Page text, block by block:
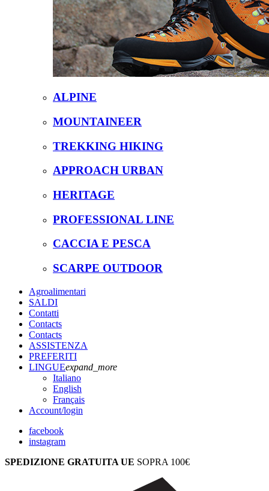
ALPINE
MOUNTAINEER
TREKKING HIKING
APPROACH URBAN
HERITAGE
PROFESSIONAL LINE
CACCIA E PESCA
SCARPE OUTDOOR
Agroalimentari
SALDI
Contatti
Contacts
Contacts
ASSISTENZA
PREFERITI
LINGUEexpand_more
Italiano
English
Français
Account/login
facebook
instagram
SPEDIZIONE GRATUITA UE SOPRA 100€